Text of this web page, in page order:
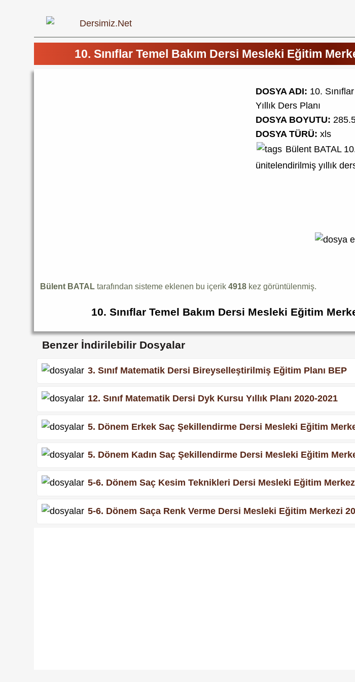
10. Sınıflar Temel Bakım Dersi Mesleki Eğitim
DOSYA ADI: 10.
Yıllık Ders Planı
DOSYA BOYUTU:
DOSYA TÜRÜ: xls
Bülent BATAL
ünitelendirilmiş yıllık
Bülent BATAL tarafından sisteme eklenen bu içerik4918 kez görüntülenmiş.
10. Sınıflar Temel Bakım Dersi Mesleki Eğitim
Benzer İndirilebilir Dosyalar
3. Sınıf Matematik Dersi Bireyselleştirilmiş Eğitim Planı BEP
12. Sınıf Matematik Dersi Dyk Kursu Yıllık Planı 2020-2021
5. Dönem Erkek Saç Şekillendirme Dersi Mesleki Eğitim
5. Dönem Kadın Saç Şekillendirme Dersi Mesleki Eğitim
5-6. Dönem Saç Kesim Teknikleri Dersi Mesleki Eğitim
5-6. Dönem Saça Renk Verme Dersi Mesleki Eğitim Merkezi